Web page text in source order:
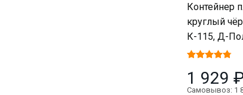
Контейнер
круглый
К-115, Д-
1 929
Самовывоз: 1